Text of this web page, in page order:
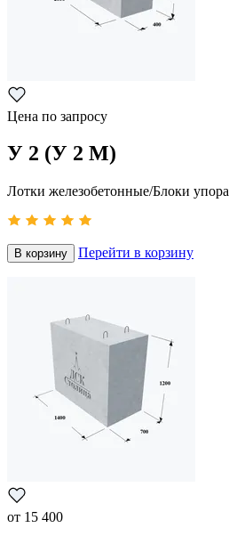
Цена по запросу
У 2 (У 2 М)
Лотки железобетонные/Блоки упора
В корзину Перейти в корзину
от 15 400